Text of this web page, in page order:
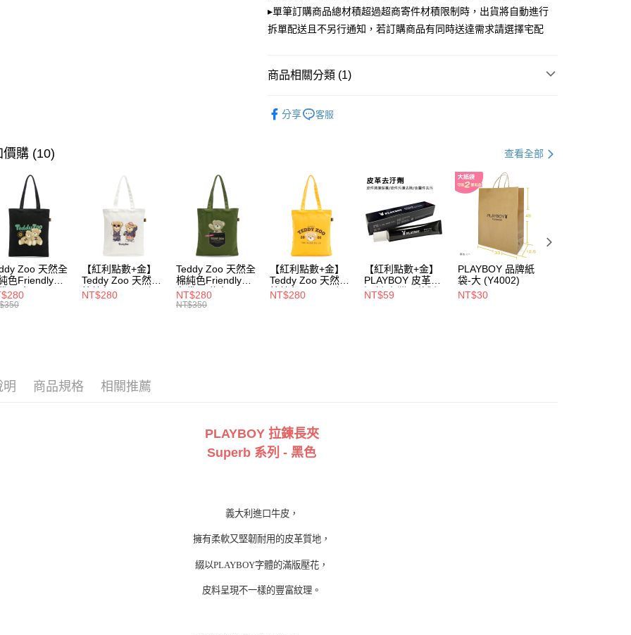
2.付款方式選擇「大哥付你分期」，訂單成立後會自動跳轉到大哥付的交易
流程，驗證手機門號後，選擇欲分期的期數、繳款截止日，確認付款後即
完成交易。
消。如遇「轉專審核」未通過狀況，表示未達大哥付你分期系統評分，恕
無法說明評估內容。
1.分期款項不併入電信帳單，「大哥付你分期」於每月結算日後寄送繳費提
醒簡訊。
1.本服務係由「台灣大哥大股份有限公司」（以下簡稱本公司）所提供，讓
用戶於交易時，得透過本服務購買商品或服務，並由商店將買賣／分期付
款買賣價金債權讓與本公司後，依約使用本公司帳單繳交帳款。
2.基於同意付款使用「大哥付你分期」之契約關係目的，商店將以您的個人
資料（包含姓名、電話或地址）提供予台灣大哥大進項蒐集、處理及利
用，由本公司與您本人進行分期帳單所需資料之確認、核對及更正。
3.完整用戶服務條款，請詳閱以下連結：
https://oppay.tw/userRule
運送方式
每筆NT$100，滿NT$900(含以上)免運費
付款後全家取貨
付款後萊爾富取貨
每筆NT$100，滿NT$700(含以上)免運費
7-11取貨付款
每筆NT$100，滿NT$900(含以上)免運費
付款後7-11取貨
▸單筆訂購商品總材積超過超商寄件材積限制時，出貨將自動進行
拆單配送且不另行通知，若訂購商品有同時送達需求請選擇宅配
商品相關分類 (1)
分享
客服
價購 (10) 查看全部
Zoo 天然全
色Friendly帆
-黑色
【紅利點數+金】
Teddy Zoo 天然全
棉純色Friendly帆
布袋-白色
NT$280
Teddy Zoo 天然全
棉純色Friendly帆
布袋-軍綠色
(TZB107)
NT$280
NT$350
【紅利點數+金】
Teddy Zoo 天然全
棉純色Friendly帆
布袋-黃色
NT$280
【紅利點數+金】
PLAYBOY 皮革去
污劑(台灣哥倫製)-
(Y4003)
NT$59
PLAYBOY 品牌紙
袋-大 (Y4002)
NT$30
明 商品規格 相關推薦
PLAYBOY 拉鍊長夾
Superb 系列 - 黑色
義大利進口牛皮，
擁有柔軟又堅韌耐用的皮革質地，
綴以PLAYBOY字體的滿版壓花，
皮料呈現不一樣的豐富紋理。